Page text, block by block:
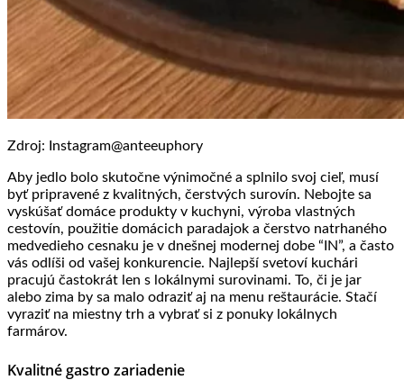
Zdroj: Instagram@anteeuphory
Aby jedlo bolo skutočne výnimočné a splnilo svoj cieľ, musí
byť pripravené z kvalitných, čerstvých surovín. Nebojte sa
vyskúšať domáce produkty v kuchyni, výroba vlastných
cestovín, použitie domácich paradajok a čerstvo natrhaného
medvedieho cesnaku je v dnešnej modernej dobe “IN”, a často
vás odlíši od vašej konkurencie. Najlepší svetoví kuchári
pracujú častokrát len s lokálnymi surovinami. To, či je jar
alebo zima by sa malo odraziť aj na menu reštaurácie. Stačí
vyraziť na miestny trh a vybrať si z ponuky lokálnych
farmárov.
Kvalitné gastro zariadenie